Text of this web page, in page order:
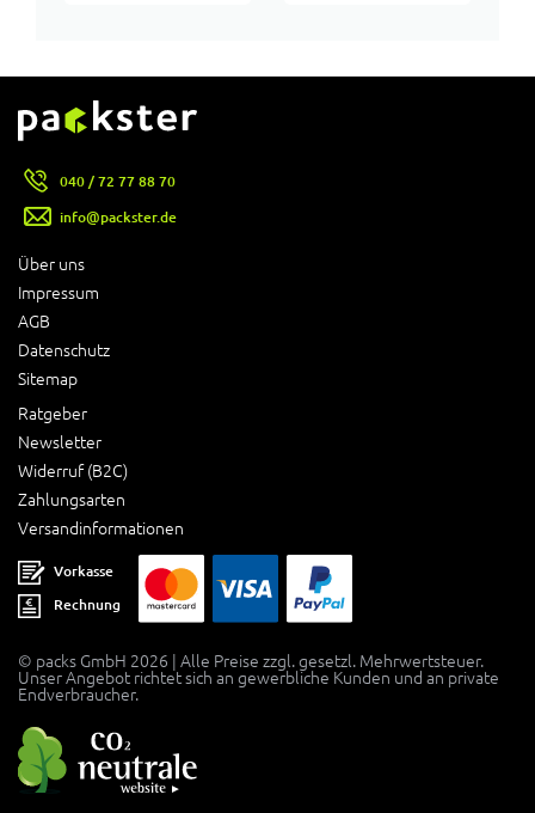
Über uns
Impressum
AGB
Datenschutz
Sitemap
Ratgeber
Newsletter
Widerruf (B2C)
Zahlungsarten
Versandinformationen
040 / 72 77 88 70
info@packster.de
Vorkasse
Rechnung
© packs GmbH 2026 | Alle Preise zzgl. gesetzl. Mehrwertsteuer.
Unser Angebot richtet sich an gewerbliche Kunden und an private
Endverbraucher.